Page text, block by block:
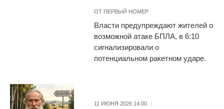
ОТ ПЕРВЫЙ НОМЕР
Власти предупреждают жителей о
возможной атаке БПЛА, в 6:10
сигнализировали о
потенциальном ракетном ударе.
11 ИЮНЯ 2026 14:00